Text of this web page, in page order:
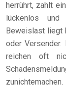
herrührt, zahlt
lückenlos und
Beweislast liegt
oder
reichen oft